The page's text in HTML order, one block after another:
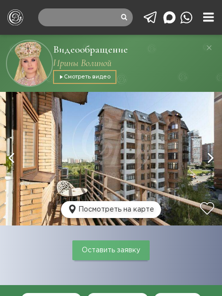
Видеообращение
Ирины Волиной
Смотреть видео
Посмотреть на карте
Оставить заявку